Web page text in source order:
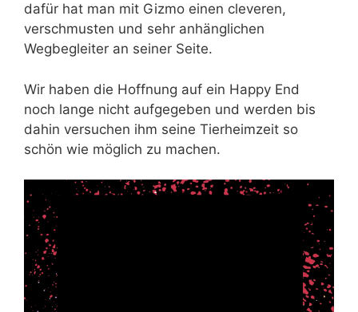
dafür hat man mit Gizmo einen cleveren,
verschmusten und sehr anhänglichen
Wegbegleiter an seiner Seite.
Wir haben die Hoffnung auf ein Happy End
noch lange nicht aufgegeben und werden bis
dahin versuchen ihm seine Tierheimzeit so
schön wie möglich zu machen.